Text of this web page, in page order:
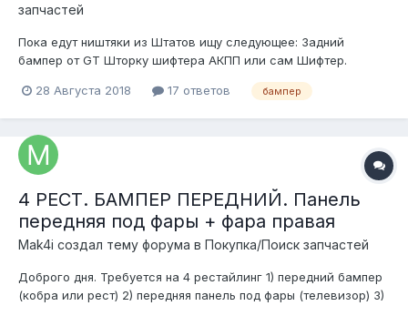
запчастей
Пока едут ништяки из Штатов ищу следующее: Задний
бампер от GT Шторку шифтера АКПП или сам Шифтер.
+375447698135 Предложения в viber/WhatsApp/telegram.
28 Августа 2018 17 ответов бампер
4 РЕСТ. БАМПЕР ПЕРЕДНИЙ. Панель
передняя под фары + фара правая
Mak4i создал тему форума в Покупка/Поиск запчастей
Доброго дня. Требуется на 4 рестайлинг 1) передний бампер
(кобра или рест) 2) передняя панель под фары (телевизор) 3)